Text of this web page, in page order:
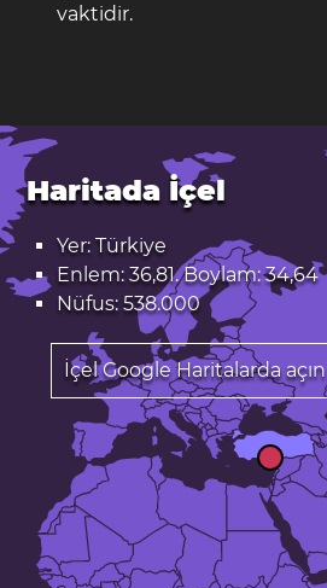
vaktidir.
Haritada İçel
Yer: Türkiye
Enlem: 36,81. Boylam: 34,64
Nüfus: 538.000
İçel Google Haritalarda açın